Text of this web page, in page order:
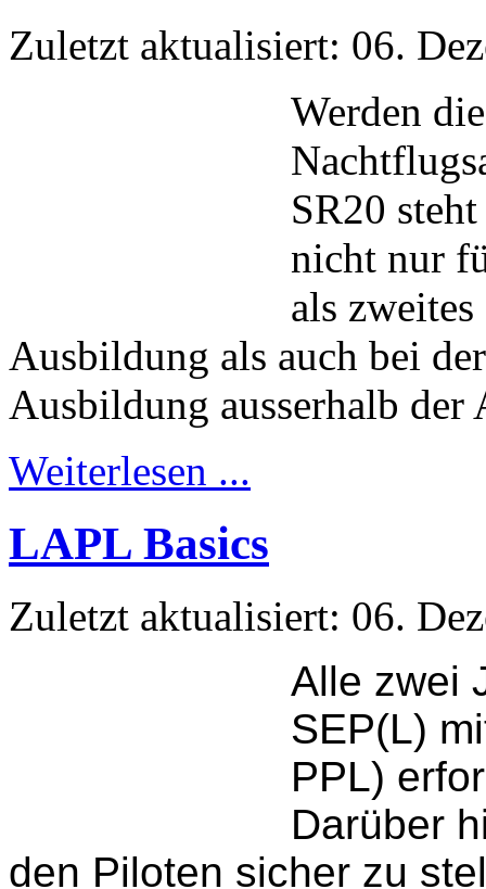
Zuletzt aktualisiert: 06.
Werden
SR20
nicht nur
als
Ausbildung als auch bei
Ausbildung ausserhalb der
Weiterlesen ...
LAPL Basics
Zuletzt aktualisiert: 06.
Alle zwei
SEP(L)
PPL)
Darüber
den Piloten sicher zu